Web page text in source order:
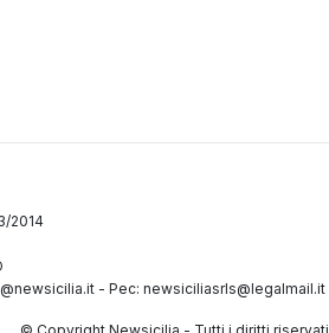
2014
- Pec: newsiciliasrls@legalmail.it